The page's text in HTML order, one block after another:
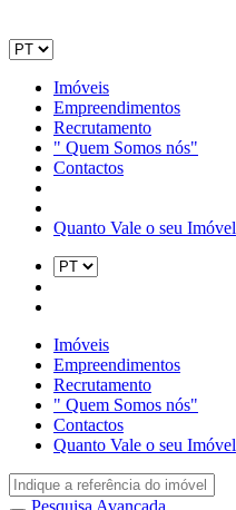
Imóveis
Empreendimentos
Recrutamento
" Quem Somos nós"
Contactos
Quanto Vale o seu Imóvel
Imóveis
Empreendimentos
Recrutamento
" Quem Somos nós"
Contactos
Quanto Vale o seu Imóvel
Pesquisa Avançada